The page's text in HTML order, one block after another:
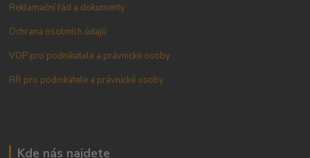
Reklamační řád a dokumenty
Ochrana osobních údajů
VOP pro podnikatele a právnické osoby
RŘ pro podnikatele a právnické osoby
Kde nás najdete